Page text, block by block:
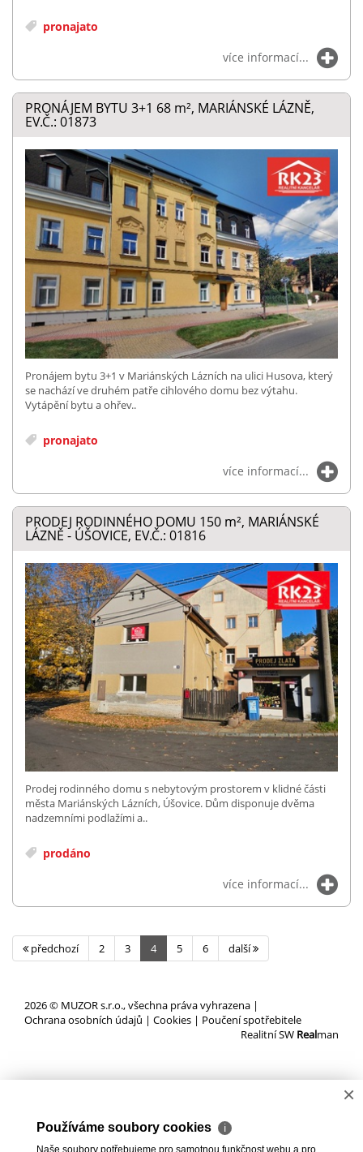
pronajato
více informací...
PRONÁJEM BYTU 3+1 68 m², MARIÁNSKÉ LÁZNĚ,
EV.Č.: 01873
Pronájem bytu 3+1 v Mariánských Lázních na ulici Husova, který
se nachází ve druhém patře cihlového domu bez výtahu.
Vytápění bytu a ohřev..
pronajato
více informací...
PRODEJ RODINNÉHO DOMU 150 m², MARIÁNSKÉ
LÁZNĚ - ÚŠOVICE, EV.Č.: 01816
Prodej rodinného domu s nebytovým prostorem v klidné části
města Mariánských Lázních, Úšovice. Dům disponuje dvěma
nadzemními podlažími a..
prodáno
více informací...
předchozí 2 3 4 5 6 další
2026 © MUZOR s.r.o., všechna práva vyhrazena |
Ochrana osobních údajů | Cookies | Poučení spotřebitele
Realitní SW Realman
×
Používáme soubory cookies ℹ
Naše soubory potřebujeme pro samotnou funkčnost webu a pro